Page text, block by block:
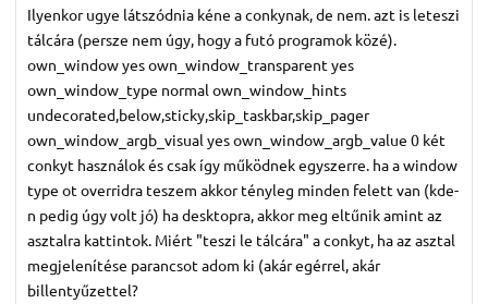
Ilyenkor ugye látszódnia kéne a conkynak, de nem. azt is leteszi
tálcára (persze nem úgy, hogy a futó programok közé).
own_window yes own_window_transparent yes
own_window_type normal own_window_hints
undecorated,below,sticky,skip_taskbar,skip_pager
own_window_argb_visual yes own_window_argb_value 0 két
conkyt használok és csak így működnek egyszerre. ha a window
type ot overridra teszem akkor tényleg minden felett van (kde-
n pedig úgy volt jó) ha desktopra, akkor meg eltűnik amint az
asztalra kattintok. Miért "teszi le tálcára" a conkyt, ha az asztal
megjelenítése parancsot adom ki (akár egérrel, akár
billentyűzettel?